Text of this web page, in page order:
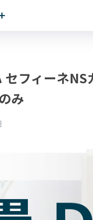
フィーネNS
み